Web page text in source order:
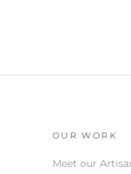
OUR WORK
Meet our